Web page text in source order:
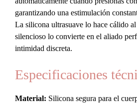
garantizando una estimulación
La silicona ultrasuave lo hace cálido
silencioso lo convierte en el aliado
intimidad discreta.
Especificaciones
Material: Silicona segura para el